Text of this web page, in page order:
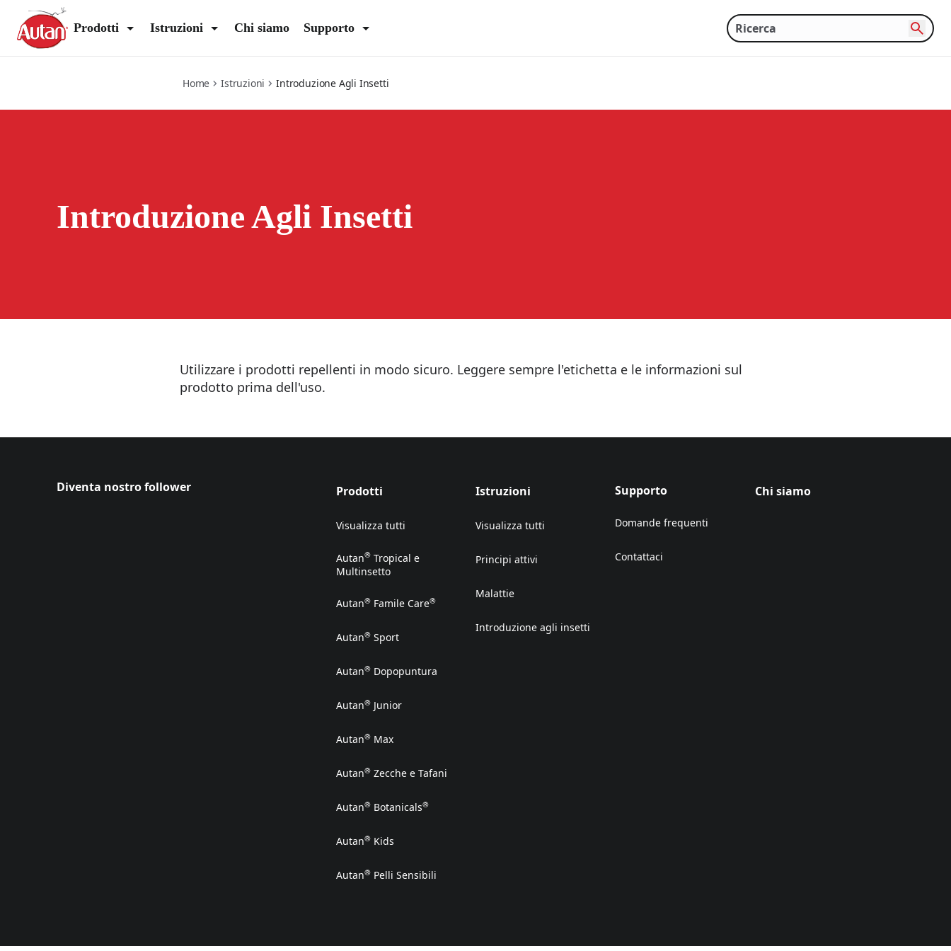
Prodotti Istruzioni Chi siamo Supporto
Home Istruzioni Introduzione Agli Insetti
Introduzione Agli Insetti
Utilizzare i prodotti repellenti in modo sicuro. Leggere sempre l'etichetta e le informazioni sul
prodotto prima dell'uso.
Diventa nostro follower
Continua Autan
(Opens in a new tab) Prodotti
Visualizza tutti
Autan®Tropical e
Multinsetto
Autan®Famile Care®
Autan®Sport
Autan®Dopopuntura
Autan®Junior
Autan®Max
Autan®Zecche e Tafani
Autan®Botanicals®
Autan®Kids
Autan®Pelli Sensibili
Istruzioni
Visualizza tutti
Principi attivi
Malattie
Introduzione agli insetti
Supporto
Domande frequenti
Contattaci
(Opens in a new tab)
Chi siamo